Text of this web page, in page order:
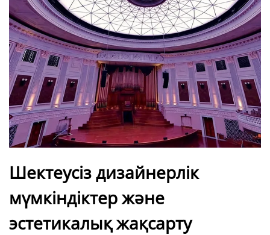
Шектеусіз дизайнерлік
мүмкіндіктер және
эстетикалық жақсарту